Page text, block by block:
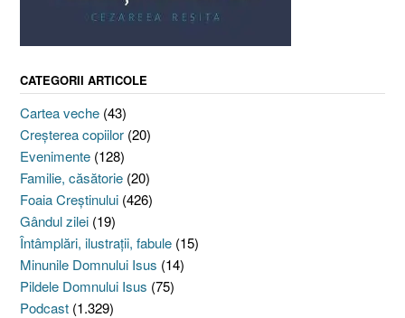
CATEGORII ARTICOLE
Cartea veche (43)
Creşterea copiilor (20)
Evenimente (128)
Familie, căsătorie (20)
Foaia Creştinului (426)
Gândul zilei (19)
Întâmplări, ilustraţii, fabule (15)
Minunile Domnului Isus (14)
Pildele Domnului Isus (75)
Podcast (1.329)